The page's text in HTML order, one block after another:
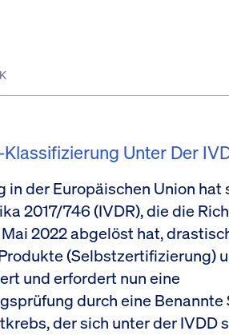
Unter Der
in der Europäischen Union
2017/746 (IVDR), die die
2022 abgelöst hat,
(Selbstzertifizierung)
und erfordert nun eine
durch eine
der sich unter der IVDD